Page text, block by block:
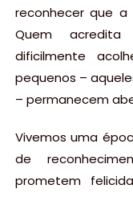
reconhecer que
Quem
dificilmente
pequenos –
– permanecem
Vivemos uma
de
prometem